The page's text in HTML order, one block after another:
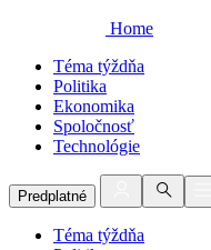
Home
Téma týždňa
Politika
Ekonomika
Spoločnosť
Technológie
Predplatné
Téma týždňa